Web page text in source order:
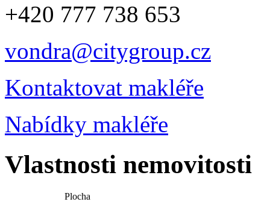
+420 777 738 653
vondra@citygroup.cz
Kontaktovat makléře
Nabídky makléře
Vlastnosti nemovitosti
Plocha